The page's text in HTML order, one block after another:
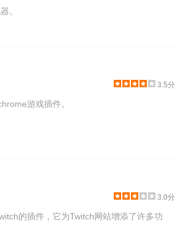
。
3.5分
游戏插件。
3.0分
的插件，它为Twitch网站增添了许多功